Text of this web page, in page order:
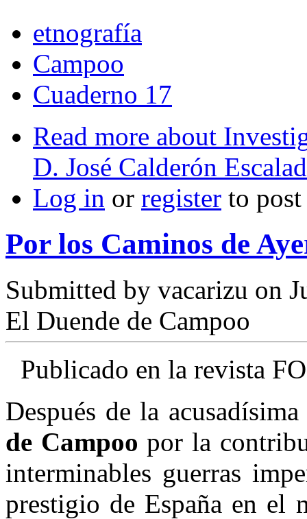
etnografía
Campoo
Cuaderno 17
Read more about
D. José Calderón
Log in or register to
Por los Caminos de
Submitted by vacarizu on
El Duende de Campoo
Publicado en la revista
Después de la
de Campoopor la
interminables guerras
prestigio de España en el